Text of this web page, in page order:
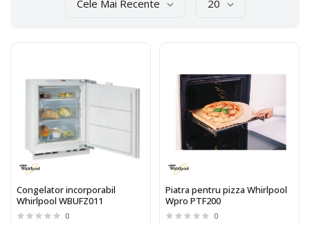
Cele Mai Recente 20
Congelator incorporabil
Whirlpool WBUFZ011
0
Piatra pentru pizza Whirlpool
Wpro PTF200
0